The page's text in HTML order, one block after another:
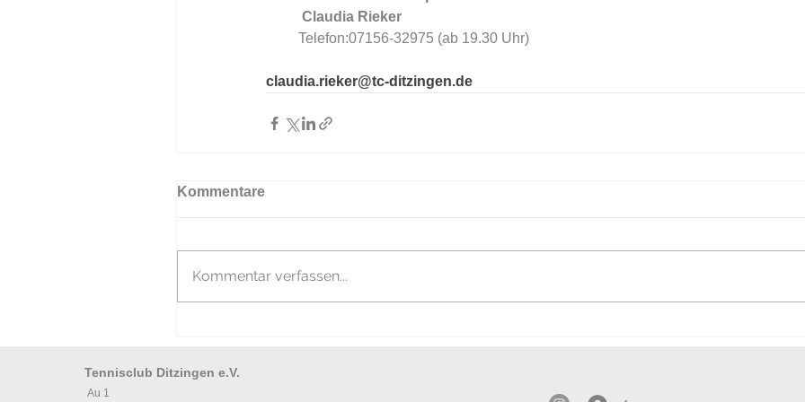
          Claudia Rieker
         Telefon:07156-32975 (ab 19.30 Uhr)
claudia.rieker@tc-ditzingen.de
Kommentare
Kommentar verfassen...
Tennisclub Ditzingen e.V.
Au 1